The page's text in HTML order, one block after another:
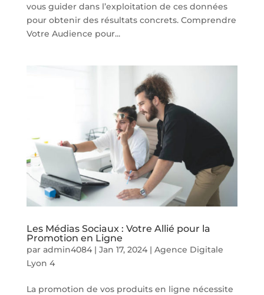
vous guider dans l’exploitation de ces données
pour obtenir des résultats concrets. Comprendre
Votre Audience pour...
Les Médias Sociaux : Votre Allié pour la
Promotion en Ligne
par admin4084| Jan 17, 2024| Agence Digitale
Lyon 4
La promotion de vos produits en ligne nécessite